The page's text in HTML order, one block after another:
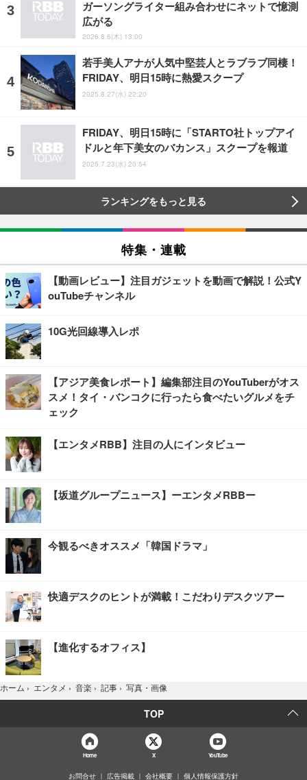
ガーソングライター組み合わせにネットで憶測
広がる
2026.8.6(木) 13:00
若手美人アナが人気中堅芸人とラブラブ同棲！
FRIDAY、明日15時に熱愛スクープ
2025.8.27(水) 22:20
FRIDAY、明日15時に「STARTO社トップアイ
ドルと年下美女のバカンス」スクープを報道
2025.7.23(水) 20:54
ランキングをもっと見る
特集・連載
【動画レビュー】注目ガジェットを動画で解説！公式Y
ouTubeチャンネル
10G光回線導入レポ
【アジア美食レポート】編集部注目のYouTuberがオス
スメ！タイ・バンコクに行ったら食べたいグルメをチ
ェック
【エンタメRBB】注目の人にインタビュー
【坂道グループニュース】ーエンタメRBBー
今観るべきオススメ「韓国ドラマ」
快適デスクのヒントが満載！こだわりデスクツアー
【進化するオフィス】
ホーム › エンタメ › 音楽 › 記事 › 写真・画像
TOP
Home X YouTube
お問合せ 広告掲載 会社概要 個人情報保護方針